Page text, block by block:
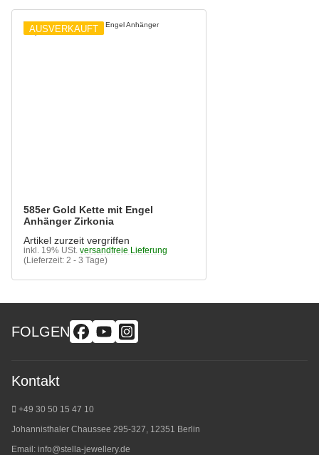
AUSVERKAUFT
585er Gold Kette mit Engel
Anhänger Zirkonia
Artikel zurzeit vergriffen
inkl. 19% USt. versandfreie Lieferung
(Lieferzeit: 2 - 3 Tage)
FOLGEN
Kontakt
+49 30 50 15 47 10
Johannisthaler Chaussee 295-327, 12351 Berlin
Email: info@stella-jewellery.de